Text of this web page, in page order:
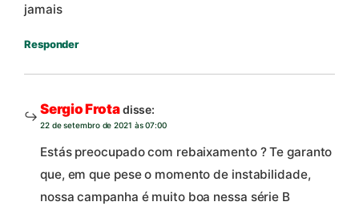
jamais
Responder
Sergio Frotadisse:
22 de setembro de 2021 às 07:00
Estás preocupado com rebaixamento ? Te garanto
que, em que pese o momento de instabilidade,
nossa campanha é muito boa nessa série B